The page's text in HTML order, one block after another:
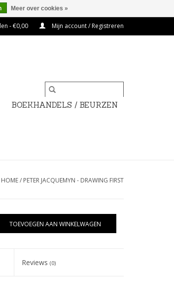
- €0,00 Mijn account / Registreren
BOEKHANDELS / BEURZEN
HOME/ PETER JACQUEMYN - DRAWING FIRST
TOEVOEGEN AAN WINKELWAGEN
Reviews(0)
Meer over cookies »